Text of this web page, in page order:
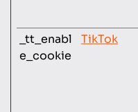
_tt_enabl
e_cookie
TikTok